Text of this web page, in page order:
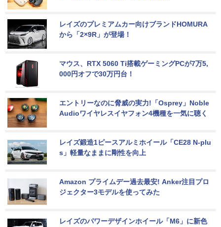
レイズのプレミアムカー向けブランドHOMURA
から「2×9R」が登場！
マウス、RTX 5060 Ti搭載ゲーミングPCが7万5,
000円オフで30万円台！
エントリーなのに脅威の実力!「Osprey」Noble
Audioワイヤレスイヤフォン4機種を一気に聴く
レイズ鍛造1ピースアルミホイール「CE28 N-plu
s」軽量なままに剛性を向上
Amazon プライムデー過去最安! Anker注目プロ
ジェクター3モデルを使ってみた
レイズのパワーデザインホイール「M6」に新色